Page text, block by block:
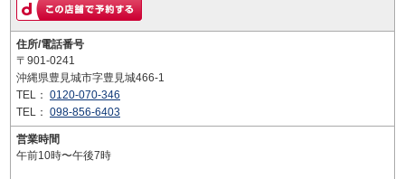
住所/電話番号
〒901-0241
沖縄県豊見城市字豊見城466-1
TEL： 0120-070-346
TEL： 098-856-6403
営業時間
午前10時〜午後7時